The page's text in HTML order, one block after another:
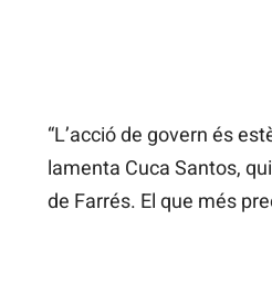
“L’acció de govern és
lamenta Cuca Santos,
de Farrés. El que més